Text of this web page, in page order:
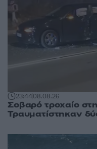
23:4408.08.26
Σοβαρό τροχαίο
Τραυματίστηκαν